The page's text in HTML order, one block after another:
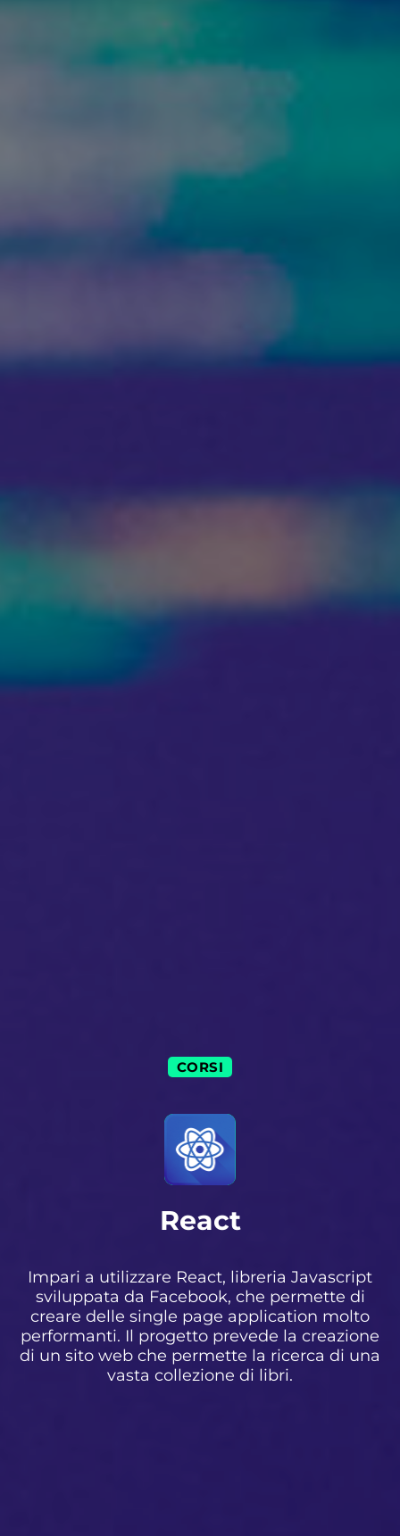
CORSI
React
Impari a utilizzare React, libreria Javascript
sviluppata da Facebook, che permette di
creare delle single page application molto
performanti. Il progetto prevede la creazione
di un sito web che permette la ricerca di una
vasta collezione di libri.